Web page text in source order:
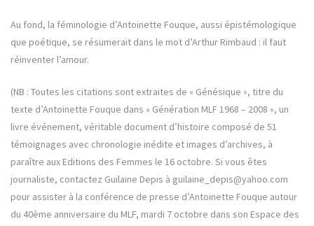
Au fond, la féminologie d’Antoinette Fouque, aussi épistémologique
que poétique, se résumerait dans le mot d’Arthur Rimbaud : il faut
réinventer l’amour.
(NB : Toutes les citations sont extraites de « Génésique », titre du
texte d’Antoinette Fouque dans « Génération MLF 1968 – 2008 », un
livre événement, véritable document d’histoire composé de 51
témoignages avec chronologie inédite et images d’archives, à
paraître aux Editions des Femmes le 16 octobre. Si vous êtes
journaliste, contactez Guilaine Depis à guilaine_depis@yahoo.com
pour assister à la conférence de presse d’Antoinette Fouque autour
du 40ème anniversaire du MLF, mardi 7 octobre dans son Espace des